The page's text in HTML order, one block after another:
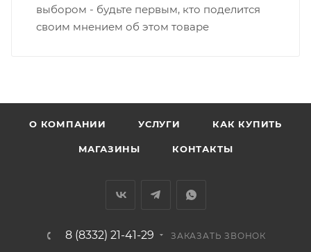
выбором - будьте первым, кто поделится
своим мнением об этом товаре
О КОМПАНИИ УСЛУГИ КАК КУПИТЬ
МАГАЗИНЫ КОНТАКТЫ
8 (8332) 21-41-29 ЗАКАЗАТЬ ЗВОНОК